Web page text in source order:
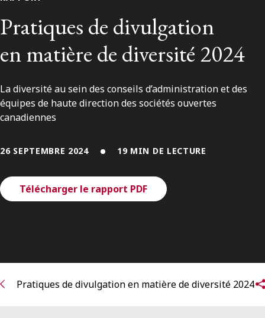
ENGLISH
S’abonner aux articles Osler
Pratiques de divulgation
en matière de diversité 2024
La diversité au sein des conseils d’administration et des
équipes de haute direction des sociétés ouvertes
canadiennes
26 SEPTEMBRE 2024 19 MIN DE LECTURE
Télécharger le rapport PDF
Pratiques de divulgation en matière de diversité 2024